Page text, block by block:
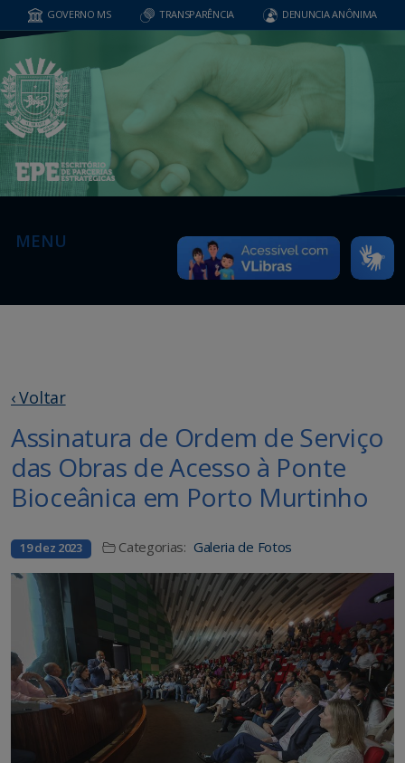
GOVERNO MS TRANSPARÊNCIA DENUNCIA ANÔNIMA
MENU
‹ Voltar
Assinatura de Ordem de Serviço
das Obras de Acesso à Ponte
Bioceânica em Porto Murtinho
19 dez 2023 Categorias: Galeria de Fotos